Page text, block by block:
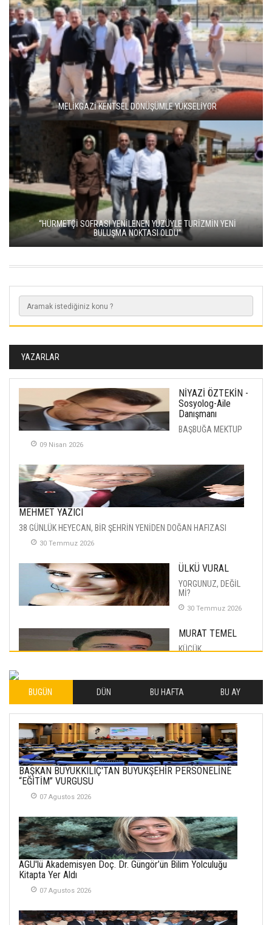
MELİKGAZİ KENTSEL DÖNÜŞÜMLE YÜKSELİYOR
“HÜRMETÇİ SOFRASI YENİLENEN YÜZÜYLE TURİZMİN YENİ
BULUŞMA NOKTASI OLDU”
YAZARLAR
NİYAZİ ÖZTEKİN -
Sosyolog-Aile
Danışmanı
BAŞBUĞA MEKTUP
09 Nisan 2026
MEHMET YAZICI
38 GÜNLÜK HEYECAN, BİR ŞEHRİN YENİDEN DOĞAN HAFIZASI
30 Temmuz 2026
ÜLKÜ VURAL
YORGUNUZ, DEĞİL
Mİ?
30 Temmuz 2026
MURAT TEMEL
KÜÇÜK
İLHAN YILMAZ
SOFRADA AYRIMCILIK
VAR
26 Subat 2026
METİN ERTEM
SEMRA ŞAHİN
KENDİNE UYANMAK
30 Temmuz 2026
İlgi Alanlarımız ve Biz
BUGÜN DÜN BU HAFTA BU AY
BAŞKAN BÜYÜKKILIÇ'TAN BÜYÜKŞEHİR PERSONELİNE
“EĞİTİM” VURGUSU
07 Agustos 2026
AGÜ'lü Akademisyen Doç. Dr. Güngör’ün Bilim Yolculuğu
Kitapta Yer Aldı
07 Agustos 2026